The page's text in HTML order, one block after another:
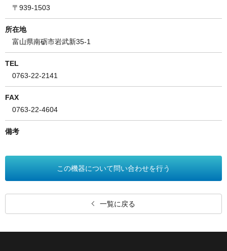
〒939-1503
所在地
富山県南砺市岩武新35-1
TEL
0763-22-2141
FAX
0763-22-4604
備考
この機器について問い合わせを行う
一覧に戻る